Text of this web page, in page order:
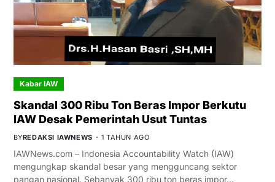
Kabar IAW
Skandal 300 Ribu Ton Beras Impor Berkutu
IAW Desak Pemerintah Usut Tuntas
BYREDAKSI IAWNEWS 1 TAHUN AGO
IAWNews.com – Indonesia Accountability Watch (IAW)
mengungkap skandal besar yang mengguncang sektor
pangan nasional. Sebanyak 300 ribu ton beras impor…